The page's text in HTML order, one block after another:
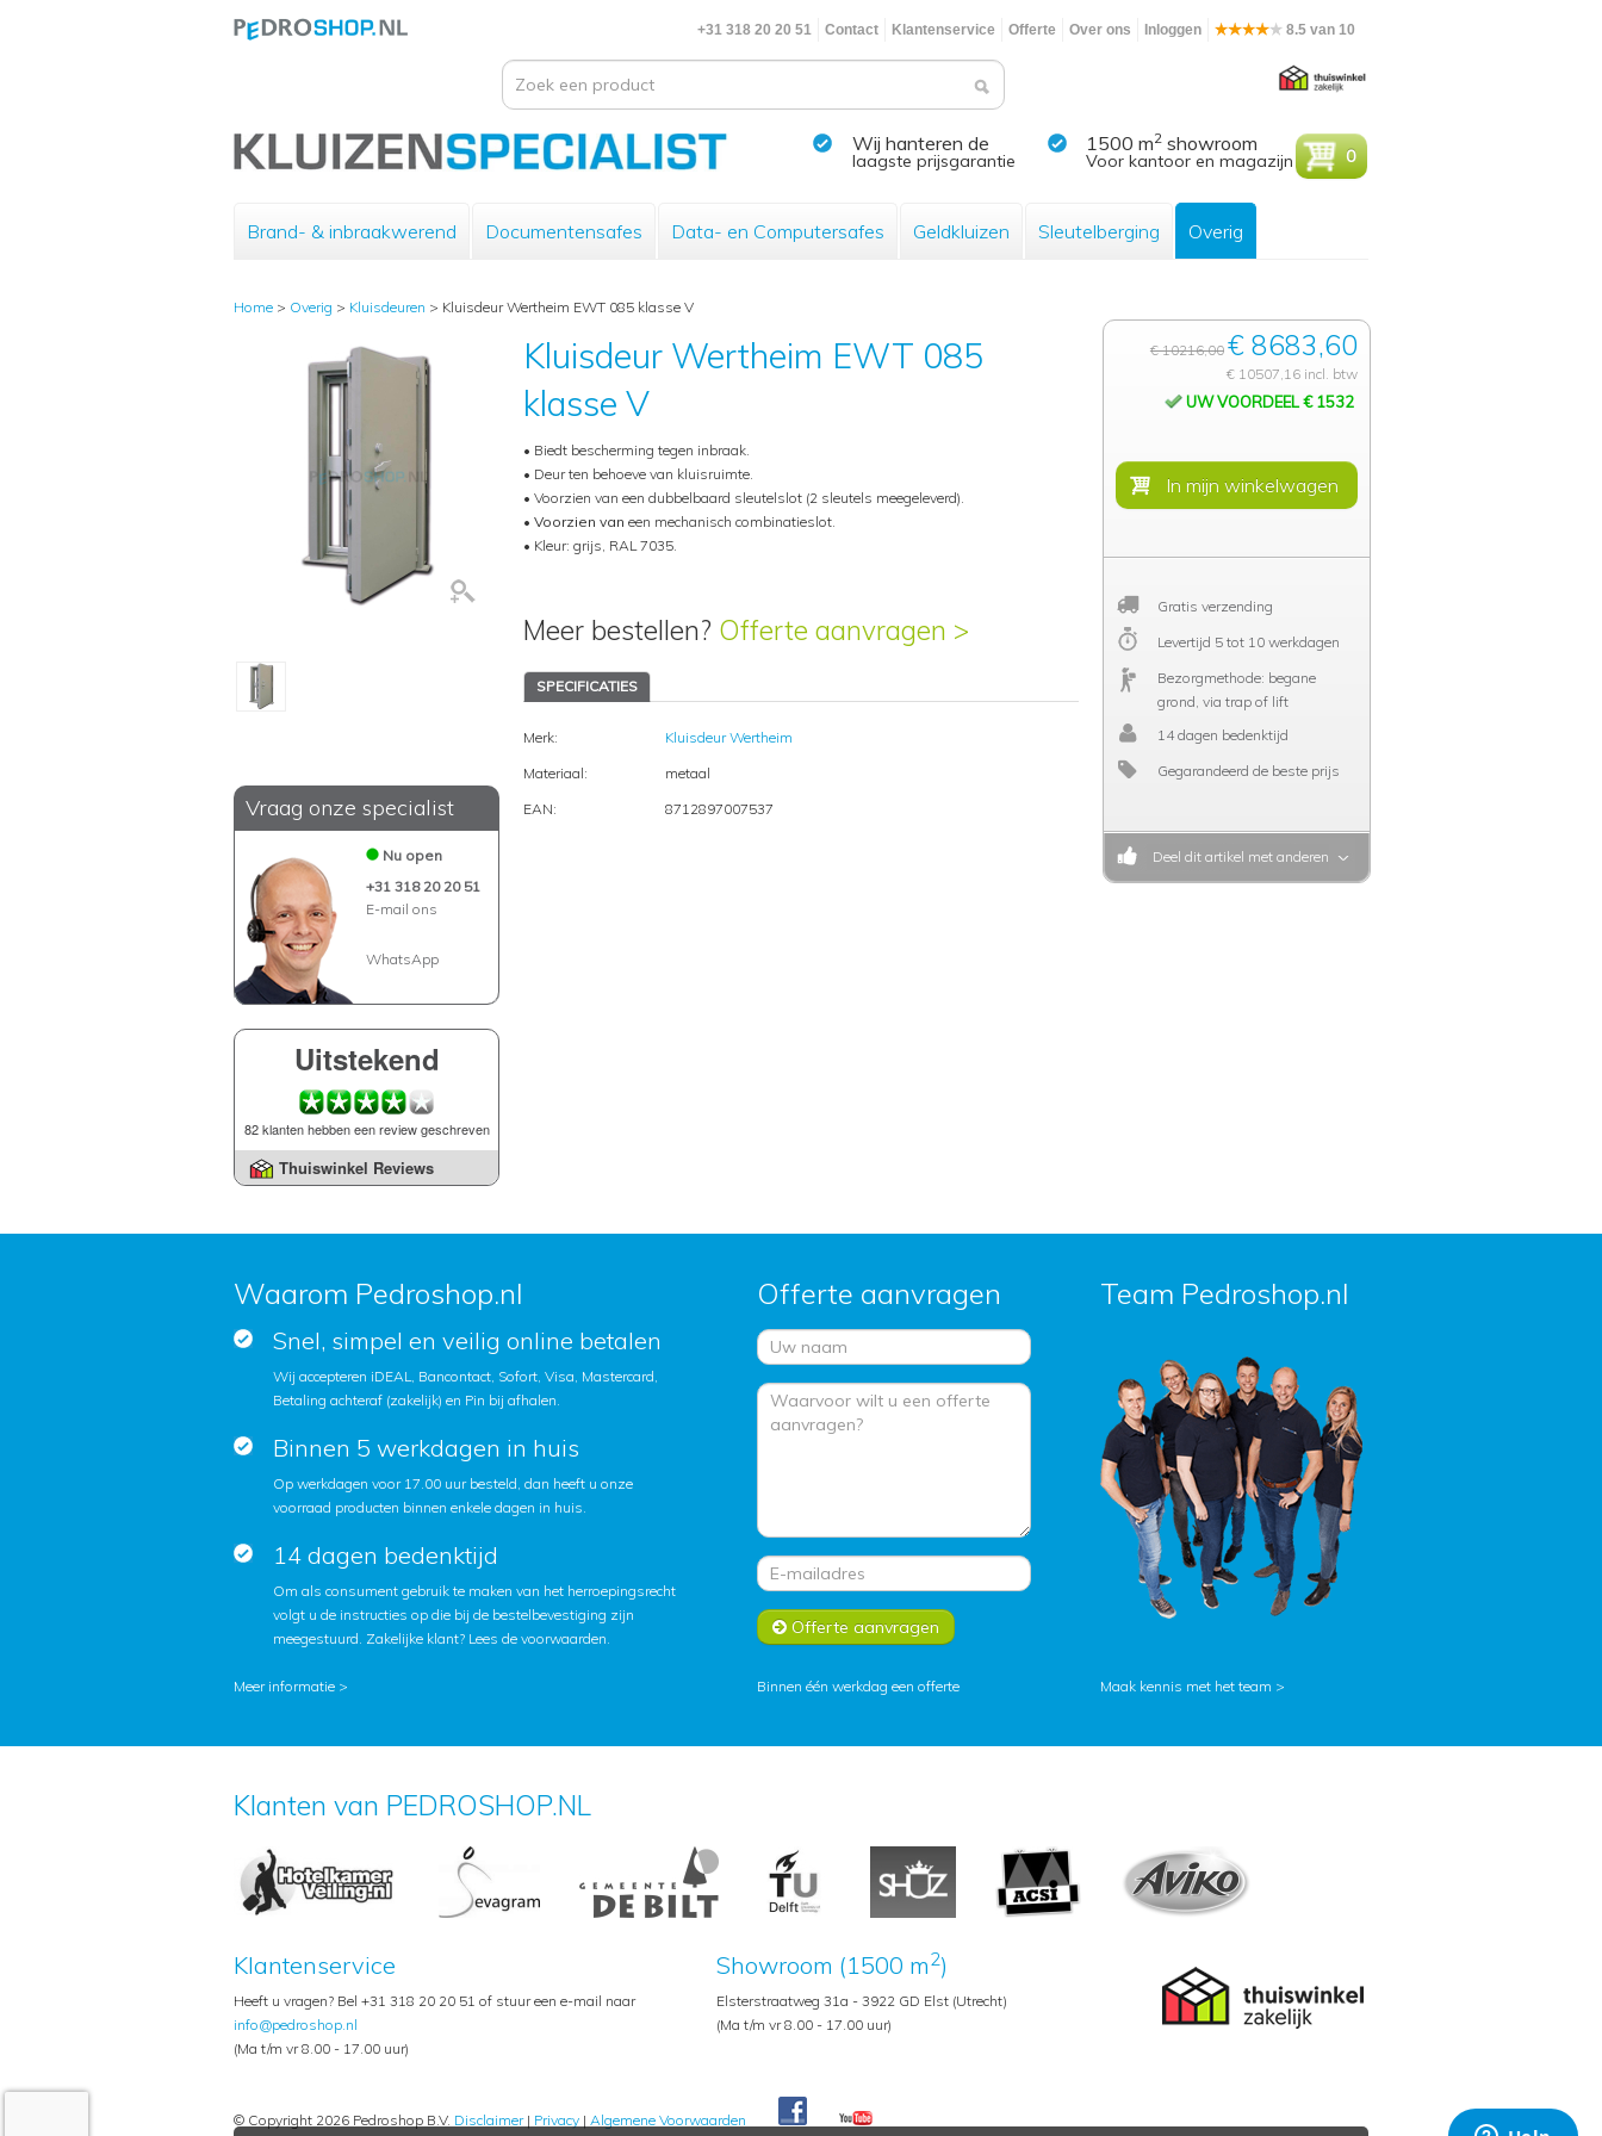
+31 318 20 20 51 Contact Klantenservice Offerte Over ons Inloggen 8.5 van 10
Wij hanteren de
laagste prijsgarantie
1500 m2 showroom
Voor kantoor en magazijn 0
Brand- & inbraakwerend Documentensafes Data- en Computersafes Geldkluizen Sleutelberging Overig
Home > Overig > Kluisdeuren > Kluisdeur Wertheim EWT 085 klasse V
Vraag onze specialist
Nu open
+31 318 20 20 51
E-mail ons
WhatsApp
Uitstekend
82 klanten hebben een review geschreven
Thuiswinkel Reviews
Kluisdeur Wertheim EWT 085
klasse V
• Biedt bescherming tegen inbraak.
• Deur ten behoeve van kluisruimte.
• Voorzien van een dubbelbaard sleutelslot (2 sleutels meegeleverd).
• Voorzien van een mechanisch combinatieslot.
• Kleur: grijs, RAL 7035.
Meer bestellen? Offerte aanvragen >
SPECIFICATIES
Merk:
Kluisdeur Wertheim
Materiaal:
metaal
EAN:
8712897007537
€ 10216,00 € 8683,60
€ 10507,16 incl. btw
UW VOORDEEL € 1532
Gratis verzending
Levertijd 5 tot 10 werkdagen
Bezorgmethode: begane
grond, via trap of lift
14 dagen bedenktijd
Gegarandeerd de beste prijs
Deel dit artikel met anderen
Waarom Pedroshop.nl
Snel, simpel en veilig online betalen
Wij accepteren iDEAL, Bancontact, Sofort, Visa, Mastercard,
Betaling achteraf (zakelijk) en Pin bij afhalen.
Binnen 5 werkdagen in huis
Op werkdagen voor 17.00 uur besteld, dan heeft u onze
voorraad producten binnen enkele dagen in huis.
14 dagen bedenktijd
Om als consument gebruik te maken van het herroepingsrecht
volgt u de instructies op die bij de bestelbevestiging zijn
meegestuurd. Zakelijke klant? Lees de voorwaarden.
Offerte aanvragen
Offerte aanvragen
Team Pedroshop.nl
Meer informatie > Binnen één werkdag een offerte Maak kennis met het team >
Klanten van PEDROSHOP.NL
Klantenservice
Heeft u vragen? Bel +31 318 20 20 51 of stuur een e-mail naar
info@pedroshop.nl
(Ma t/m vr 8.00 - 17.00 uur)
Showroom (1500 m2)
Elsterstraatweg 31a - 3922 GD Elst (Utrecht)
(Ma t/m vr 8.00 - 17.00 uur)
© Copyright 2026 Pedroshop B.V. Disclaimer| Privacy | Algemene Voorwaarden
Pedroshop